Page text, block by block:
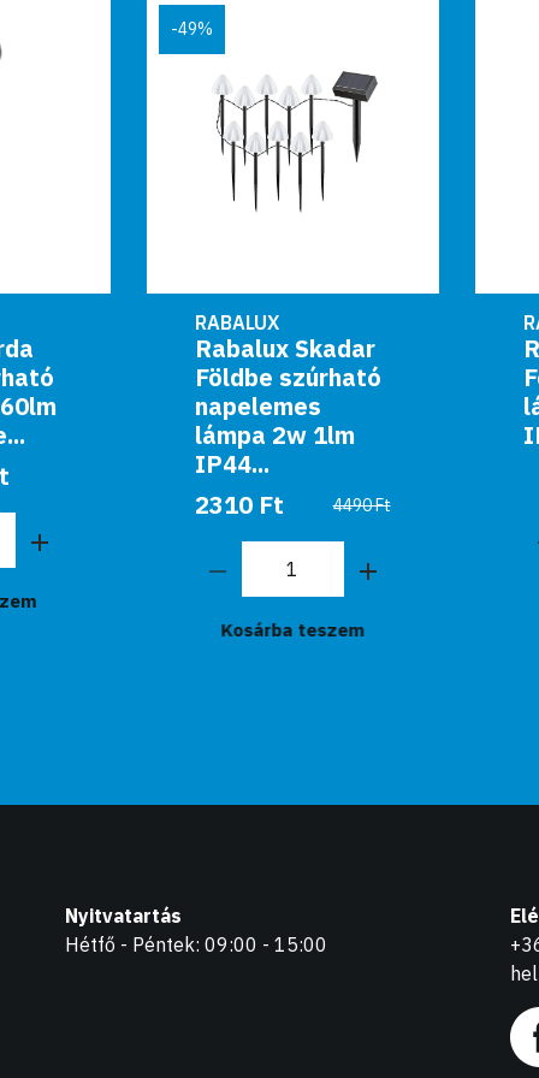
Rabalux Skadar
Földbe szúrható
napelemes
lámpa 2w 1lm
2310 Ft
4490 Ft
Rabalux Krobia
Földbe szúrható
IP65 fekete
Nyitvatartás
Hétfő - Péntek: 09:00 - 15:00